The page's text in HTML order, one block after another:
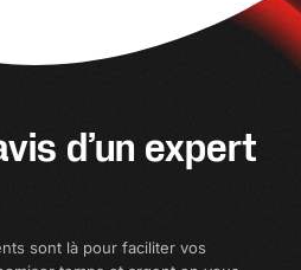
d’un expert
sont là pour faciliter vos